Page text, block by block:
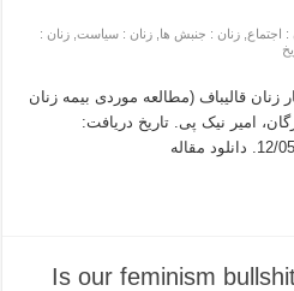
: اجتماع ,زنان : جنبش ها ,زنان : سیاست ,زنان :
زنان قالیباف (مطالعه موردی بیمه زنان
امیر نیک پی. تاریخ دریافت:
Is our feminism